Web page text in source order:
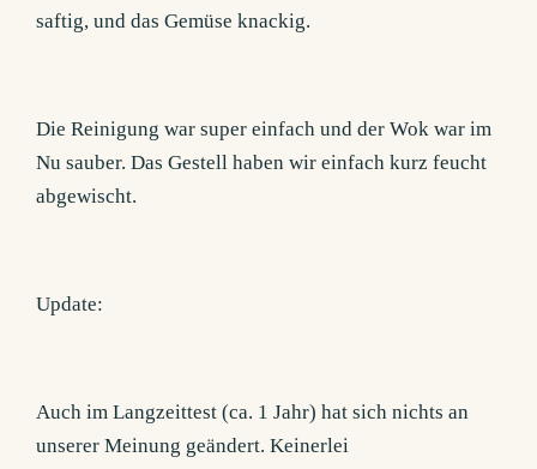
saftig, und das Gemüse knackig.
Die Reinigung war super einfach und der Wok war im
Nu sauber. Das Gestell haben wir einfach kurz feucht
abgewischt.
Update:
Auch im Langzeittest (ca. 1 Jahr) hat sich nichts an
unserer Meinung geändert. Keinerlei